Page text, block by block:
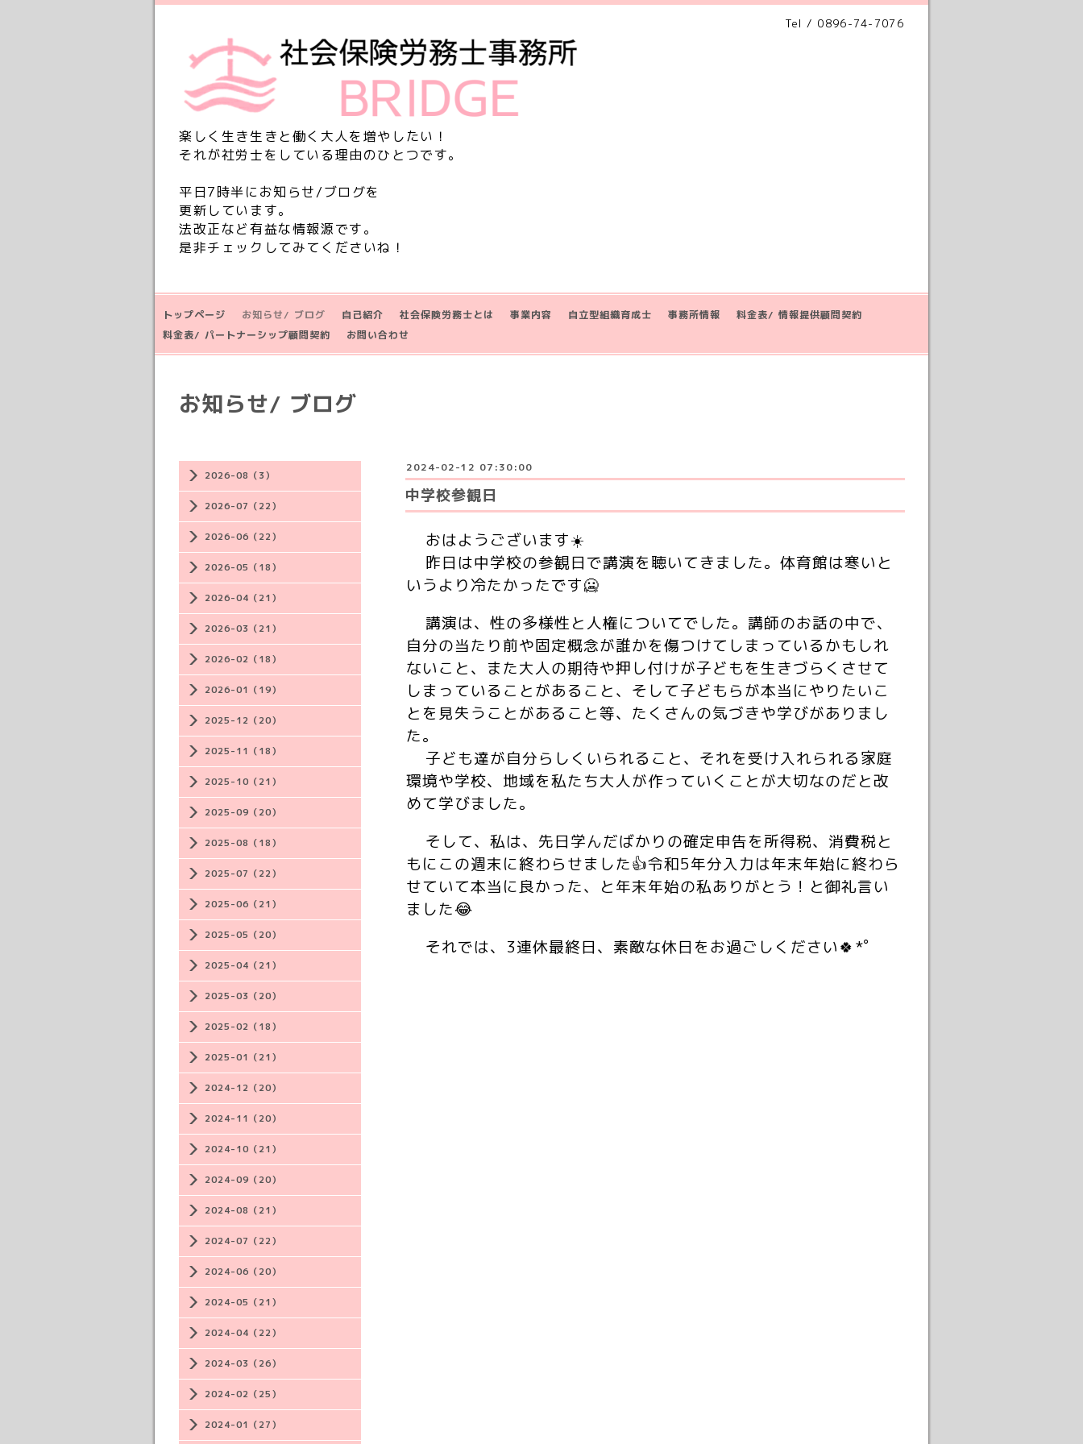
Tel / 0896-74-7076
楽しく生き生きと働く大人を増やしたい！
それが社労士をしている理由のひとつです。
平日7時半にお知らせ/ブログを
更新しています。
法改正など有益な情報源です。
是非チェックしてみてくださいね！
トップページ お知らせ/ ブログ 自己紹介 社会保険労務士とは 事業内容 自立型組織育成士 事務所情報
料金表/ 情報提供顧問契約
料金表/ パートナーシップ顧問契約
お問い合わせ
2026-08（3）
2026-07（22）
2026-06（22）
2026-05（18）
2026-04（21）
2026-03（21）
2026-02（18）
2026-01（19）
2025-12（20）
2025-11（18）
2025-10（21）
2025-09（20）
2025-08（18）
2025-07（22）
2025-06（21）
2025-05（20）
2025-04（21）
2025-03（20）
2025-02（18）
2025-01（21）
2024-12（20）
2024-11（20）
2024-10（21）
2024-09（20）
2024-08（21）
2024-07（22）
2024-06（20）
2024-05（21）
2024-04（22）
2024-03（26）
2024-02（25）
2024-01（27）
お知らせ/ ブログ
2024-02-12 07:30:00
中学校参観日
おはようございます☀️
昨日は中学校の参観日で講演を聴いてきました。体育館は寒いと
いうより冷たかったです🥶
講演は、性の多様性と人権についてでした。講師のお話の中で、
自分の当たり前や固定概念が誰かを傷つけてしまっているかもしれ
ないこと、また大人の期待や押し付けが子どもを生きづらくさせて
しまっていることがあること、そして子どもらが本当にやりたいこ
とを見失うことがあること等、たくさんの気づきや学びがありまし
た。
子ども達が自分らしくいられること、それを受け入れられる家庭
環境や学校、地域を私たち大人が作っていくことが大切なのだと改
めて学びました。
そして、私は、先日学んだばかりの確定申告を所得税、消費税と
もにこの週末に終わらせました👍令和5年分入力は年末年始に終わら
せていて本当に良かった、と年末年始の私ありがとう！と御礼言い
ました😂
それでは、3連休最終日、素敵な休日をお過ごしください🍀*゜